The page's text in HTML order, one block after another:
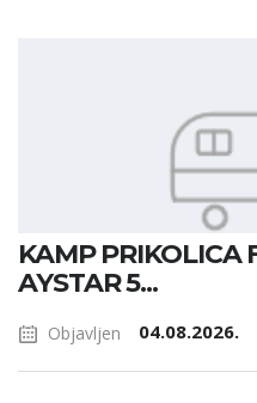
KAMP PRIKOLICA
AYSTAR 5...
Objavljen 04.08.2026.